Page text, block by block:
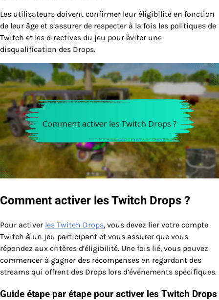
Les utilisateurs doivent confirmer leur éligibilité en fonction
de leur âge et s’assurer de respecter à la fois les politiques de
Twitch et les directives du jeu pour éviter une
disqualification des Drops.
Comment activer les Twitch Drops ?
Pour activer les Twitch Drops, vous devez lier votre compte
Twitch à un jeu participant et vous assurer que vous
répondez aux critères d’éligibilité. Une fois lié, vous pouvez
commencer à gagner des récompenses en regardant des
streams qui offrent des Drops lors d’événements spécifiques.
Guide étape par étape pour activer les Twitch Drops